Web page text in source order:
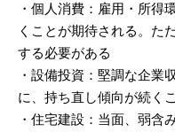
・個人消費：雇用・所得
くことが期待される。た
する必要がある
・設備投資：堅調な企業
に、持ち直し傾向が続く
・住宅建設：当面、弱含